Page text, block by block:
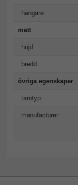
hängare:
mått
höjd:
bredd:
övriga egenskaper
ramtyp:
manufacturer: